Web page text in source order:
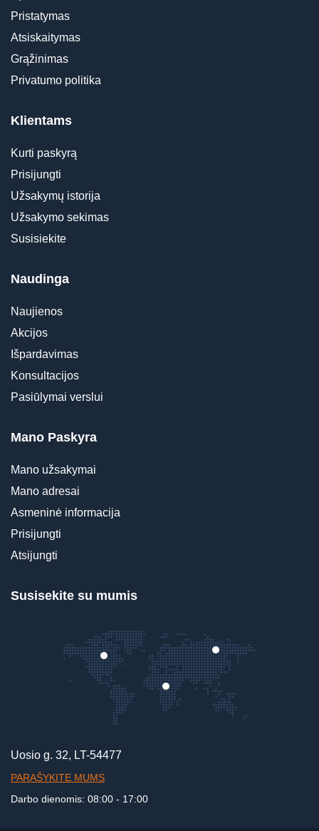
Pristatymas
Atsiskaitymas
Grąžinimas
Privatumo politika
Klientams
Kurti paskyrą
Prisijungti
Užsakymų istorija
Užsakymo sekimas
Susisiekite
Naudinga
Naujienos
Akcijos
Išpardavimas
Konsultacijos
Pasiūlymai verslui
Mano Paskyra
Mano užsakymai
Mano adresai
Asmeninė informacija
Prisijungti
Atsijungti
Susisekite su mumis
Uosio g. 32, LT-54477
PARAŠYKITE MUMS
Darbo dienomis: 08:00 - 17:00